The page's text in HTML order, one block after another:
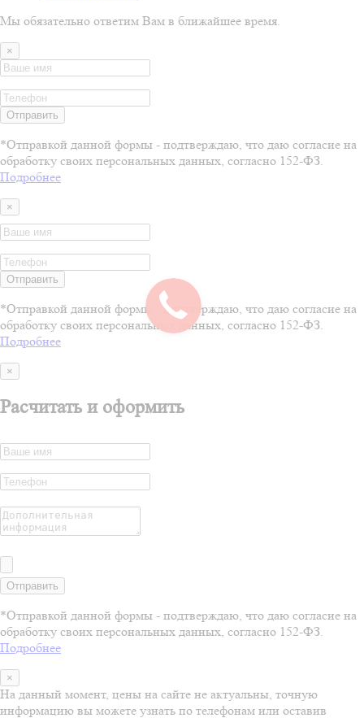
Мы обязательно ответим Вам в ближайшее время.
×
Отправить
*Отправкой данной формы - подтверждаю, что даю согласие на
обработку своих персональных данных, согласно 152-ФЗ.
Подробнее
×
Отправить
*Отправкой данной формы - подтверждаю, что даю согласие на
обработку своих персональных данных, согласно 152-ФЗ.
Подробнее
×
Расчитать и оформить
Отправить
*Отправкой данной формы - подтверждаю, что даю согласие на
обработку своих персональных данных, согласно 152-ФЗ.
Подробнее
×
На данный момент, цены на сайте не актуальны, точную
информацию вы можете узнать по телефонам или оставив